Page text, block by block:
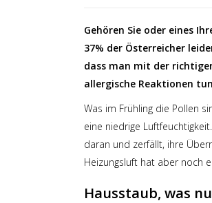
Gehören Sie oder eines
37% der Österreicher
dass man mit der
allergische Reaktionen
Was im Frühling die Pollen
eine niedrige
daran und zerfällt, ihre
Heizungsluft hat aber noch
Hausstaub, was